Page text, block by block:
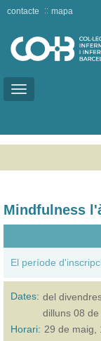
Toggle
contacte mapa
Mindfulness
El període
Dates: del
dilluns 08
Horari: 29 de maig,